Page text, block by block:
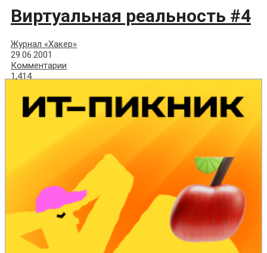
Виртуальная реальность #4
Журнал «Хакер»
29.06.2001
Комментарии
1,414